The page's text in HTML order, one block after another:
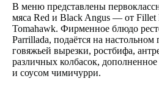
В меню представлены
мяса Red и Black Angus — от Fillet
Tomahawk. Фирменное блюдо
Parrillada, подаётся на настольном
говяжьей вырезки, ростбифа,
различных колбасок,
и соусом чимичурри.